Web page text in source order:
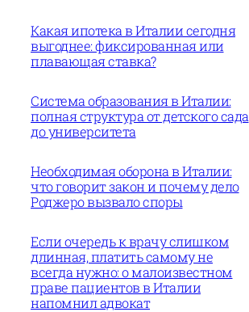
Какая ипотека в Италии сегодня
выгоднее: фиксированная или
плавающая ставка?
Система образования в Италии:
полная структура от детского сада
до университета
Необходимая оборона в Италии:
что говорит закон и почему дело
Роджеро вызвало споры
Если очередь к врачу слишком
длинная, платить самому не
всегда нужно: о малоизвестном
праве пациентов в Италии
напомнил адвокат